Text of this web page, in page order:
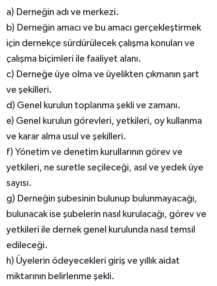
a) Derneğin adı ve merkezi.
b) Derneğin amacı ve bu amacı gerçekleştirmek
için dernekçe sürdürülecek çalışma konuları ve
çalışma biçimleri ile faaliyet alanı.
c) Derneğe üye olma ve üyelikten çıkmanın şart
ve şekilleri.
d) Genel kurulun toplanma şekli ve zamanı.
e) Genel kurulun görevleri, yetkileri, oy kullanma
ve karar alma usul ve şekilleri.
f) Yönetim ve denetim kurullarının görev ve
yetkileri, ne suretle seçileceği, asıl ve yedek üye
sayısı.
g) Derneğin şubesinin bulunup bulunmayacağı,
bulunacak ise şubelerin nasıl kurulacağı, görev ve
yetkileri ile dernek genel kurulunda nasıl temsil
edileceği.
h) Üyelerin ödeyecekleri giriş ve yıllık aidat
miktarının belirlenme şekli.